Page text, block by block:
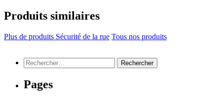
Produits similaires
Plus de produits Sécurité de la rue Tous nos produits
Rechercher :
Pages